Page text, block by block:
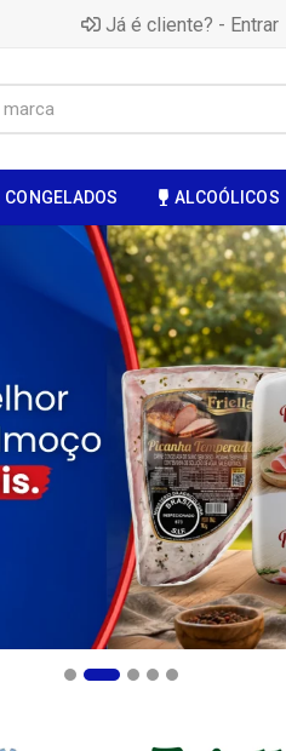
Já é cliente? - Entrar
CONGELADOS ALCOÓLICOS